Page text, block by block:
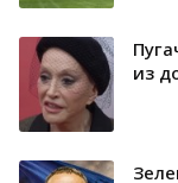
из